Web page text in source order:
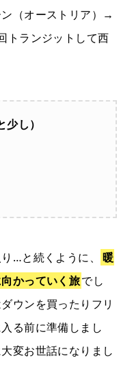
（オーストリア）→
トランジットして西
し）
…と続くように、
暖
かっていく旅でし
ウンを買ったりフリ
る前に準備しまし
変お世話になりまし